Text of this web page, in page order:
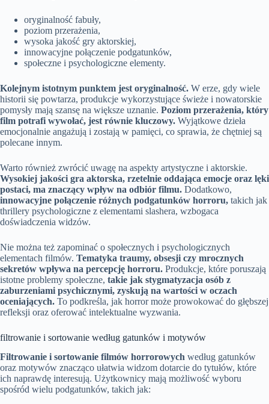
oryginalność fabuły,
poziom przerażenia,
wysoka jakość gry aktorskiej,
innowacyjne połączenie podgatunków,
społeczne i psychologiczne elementy.
Kolejnym istotnym punktem jest oryginalność. W erze, gdy wiele
historii się powtarza, produkcje wykorzystujące świeże i nowatorskie
pomysły mają szansę na większe uznanie. Poziom przerażenia, który
film potrafi wywołać, jest równie kluczowy. Wyjątkowe dzieła
emocjonalnie angażują i zostają w pamięci, co sprawia, że chętniej są
polecane innym.
Warto również zwrócić uwagę na aspekty artystyczne i aktorskie.
Wysokiej jakości gra aktorska, rzetelnie oddająca emocje oraz lęki
postaci, ma znaczący wpływ na odbiór filmu. Dodatkowo,
innowacyjne połączenie różnych podgatunków horroru, takich jak
thrillery psychologiczne z elementami slashera, wzbogaca
doświadczenia widzów.
Nie można też zapominać o społecznych i psychologicznych
elementach filmów. Tematyka traumy, obsesji czy mrocznych
sekretów wpływa na percepcję horroru. Produkcje, które poruszają
istotne problemy społeczne, takie jak stygmatyzacja osób z
zaburzeniami psychicznymi, zyskują na wartości w oczach
oceniających. To podkreśla, jak horror może prowokować do głębszej
refleksji oraz oferować intelektualne wyzwania.
filtrowanie i sortowanie według gatunków i motywów
Filtrowanie i sortowanie filmów horrorowych według gatunków
oraz motywów znacząco ułatwia widzom dotarcie do tytułów, które
ich naprawdę interesują. Użytkownicy mają możliwość wyboru
spośród wielu podgatunków, takich jak: